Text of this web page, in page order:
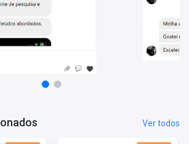
o Concurso Universidade Federal do
Ver todos